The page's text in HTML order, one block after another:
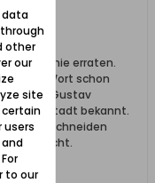
Beruf
ich nie erraten.
das Wort schon
Dieser Gustav
Seidenstadt bekannt.
zuschneiden
macht.
data
other
our
site
to our